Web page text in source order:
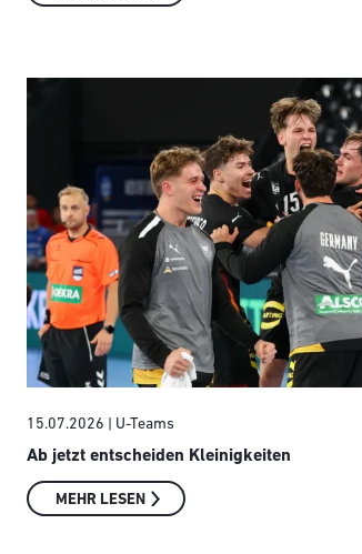
15.07.2026 | U-Teams
Ab jetzt entscheiden Kleinigkeiten
MEHR LESEN